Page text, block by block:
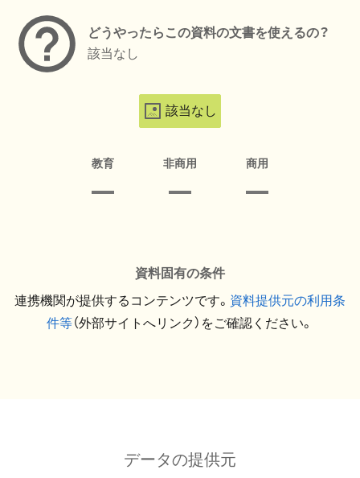
どうやったらこの資料の文書を使えるの？
該当なし
該当なし
教育 非商用 商用
資料固有の条件
連携機関が提供するコンテンツです。 資料提供元の利用条
件等（外部サイトへリンク）をご確認ください。
データの提供元